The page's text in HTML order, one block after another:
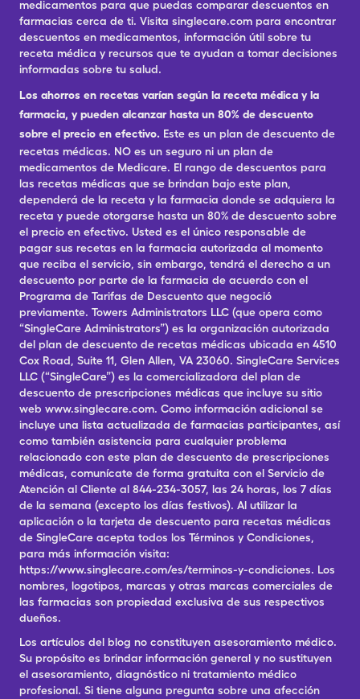
medicamentos para que puedas comparar descuentos en
farmacias cerca de ti. Visita singlecare.com para encontrar
descuentos en medicamentos, información útil sobre tu
receta médica y recursos que te ayudan a tomar decisiones
informadas sobre tu salud.
Los ahorros en recetas varían según la receta médica y la
farmacia, y pueden alcanzar hasta un 80% de descuento
sobre el precio en efectivo. Este es un plan de descuento de
recetas médicas. NO es un seguro ni un plan de
medicamentos de Medicare. El rango de descuentos para
las recetas médicas que se brindan bajo este plan,
dependerá de la receta y la farmacia donde se adquiera la
receta y puede otorgarse hasta un 80% de descuento sobre
el precio en efectivo. Usted es el único responsable de
pagar sus recetas en la farmacia autorizada al momento
que reciba el servicio, sin embargo, tendrá el derecho a un
descuento por parte de la farmacia de acuerdo con el
Programa de Tarifas de Descuento que negoció
previamente. Towers Administrators LLC (que opera como
“SingleCare Administrators”) es la organización autorizada
del plan de descuento de recetas médicas ubicada en 4510
Cox Road, Suite 11, Glen Allen, VA 23060. SingleCare Services
LLC (“SingleCare”) es la comercializadora del plan de
descuento de prescripciones médicas que incluye su sitio
web www.singlecare.com. Como información adicional se
incluye una lista actualizada de farmacias participantes, así
como también asistencia para cualquier problema
relacionado con este plan de descuento de prescripciones
médicas, comunícate de forma gratuita con el Servicio de
Atención al Cliente al 844-234-3057, las 24 horas, los 7 días
de la semana (excepto los días festivos). Al utilizar la
aplicación o la tarjeta de descuento para recetas médicas
de SingleCare acepta todos los Términos y Condiciones,
para más información visita:
https://www.singlecare.com/es/terminos-y-condiciones. Los
nombres, logotipos, marcas y otras marcas comerciales de
las farmacias son propiedad exclusiva de sus respectivos
dueños.
Los artículos del blog no constituyen asesoramiento médico.
Su propósito es brindar información general y no sustituyen
el asesoramiento, diagnóstico ni tratamiento médico
profesional. Si tiene alguna pregunta sobre una afección